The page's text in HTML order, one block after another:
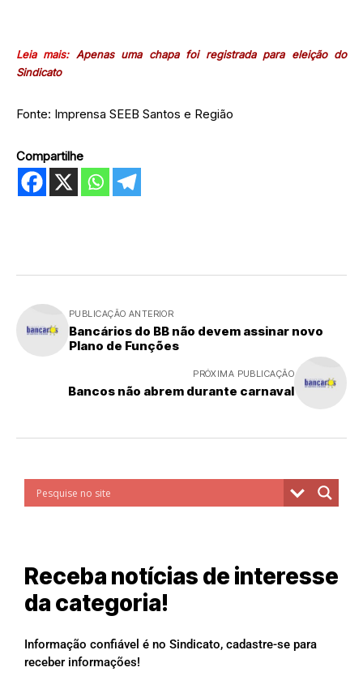
Leia mais: Apenas uma chapa foi registrada para eleição do
Sindicato
Fonte: Imprensa SEEB Santos e Região
Compartilhe
PUBLICAÇÃO ANTERIOR
Bancários do BB não devem assinar novo
Plano de Funções
PRÓXIMA PUBLICAÇÃO
Bancos não abrem durante carnaval
Receba notícias de interesse
da categoria!
Informação confiável é no Sindicato, cadastre-se para
receber informações!